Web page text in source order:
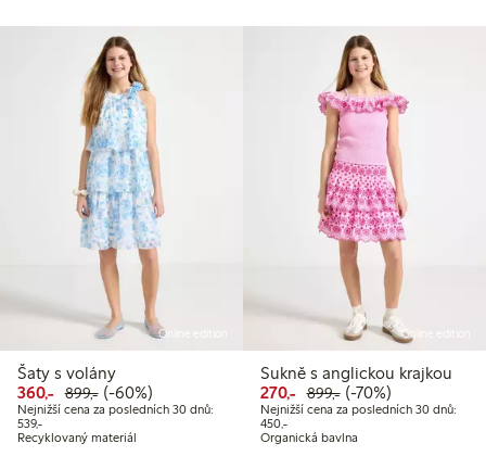
Online edition
Šaty s volány
360,- Snížená cena: 360,00 Kč
899,-Běžná cena: 899,00 Kč
60% sleva
(-60%)
Nejnižší cena za posledních 30 dnů:
539,-Nejnižší cena za posledních 30 dnů: 539,00 Kč
Recyklovaný materiál
Online edition
Sukně s anglickou krajkou
270,- Snížená cena: 270,00 Kč
899,-Běžná cena: 899,00
70% sleva
(-70%)
Nejnižší cena za posledních 30 dnů:
450,-Nejnižší cena za posledních 30 dnů:
Organická bavlna